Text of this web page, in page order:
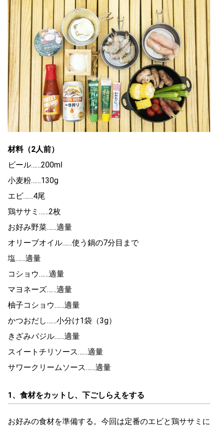
材料（2人前）
ビール……200ml
小麦粉……130g
エビ……4尾
鶏ササミ……2枚
お好み野菜……適量
オリーブオイル……使う鍋の7分目まで
塩……適量
コショウ……適量
マヨネーズ……適量
柚子コショウ……適量
かつおだし……小分け1袋（3g）
きざみバジル……適量
スイートチリソース……適量
サワークリームソース……適量
1、食材をカットし、下ごしらえをする
お好みの食材を準備する。今回は定番のエビと鶏ササミに